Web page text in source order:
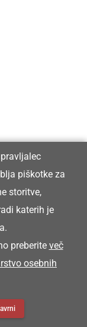
piškotke za
storitve,
katerih je
preberite več
osebnih